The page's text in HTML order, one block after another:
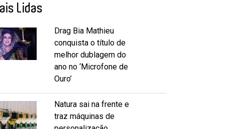
Lidas
Drag Bia Mathieu
conquista o título de
melhor dublagem do
ano no ‘Microfone de
Ouro’
Natura sai na frente e
traz máquinas de